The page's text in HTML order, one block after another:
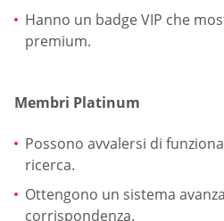
Hanno un badge VIP che
premium.
Membri Platinum
Possono avvalersi di
ricerca.
Ottengono un sistema
corrispondenza.